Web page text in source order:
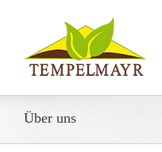
Über uns